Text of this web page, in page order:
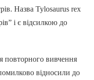
Назва Tylosaurus rex
і є відсилкою до
повторного вивчення
відносили до